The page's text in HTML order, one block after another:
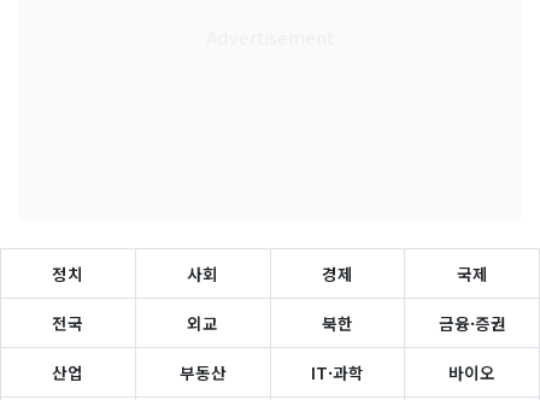
정치 사회 경제 국제
전국 외교 북한 금융·증권
산업 부동산 IT·과학 바이오